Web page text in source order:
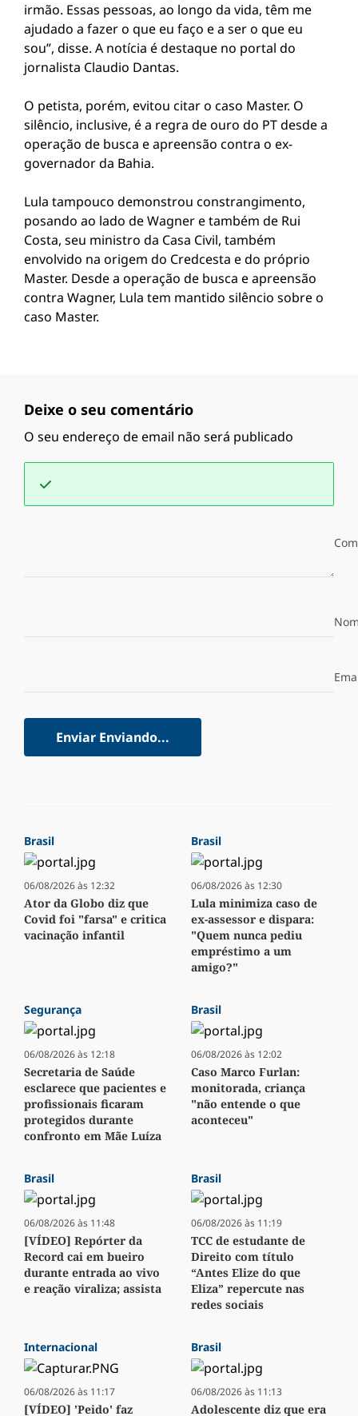
irmão. Essas pessoas, ao longo da vida, têm me
ajudado a fazer o que eu faço e a ser o que eu
sou”, disse. A notícia é destaque no portal do
jornalista Claudio Dantas.
O petista, porém, evitou citar o caso Master. O
silêncio, inclusive, é a regra de ouro do PT desde a
operação de busca e apreensão contra o ex-
governador da Bahia.
Lula tampouco demonstrou constrangimento,
posando ao lado de Wagner e também de Rui
Costa, seu ministro da Casa Civil, também
envolvido na origem do Credcesta e do próprio
Master. Desde a operação de busca e apreensão
contra Wagner, Lula tem mantido silêncio sobre o
caso Master.
Deixe o seu comentário
O seu endereço de email não será publicado
Enviar Enviando...
Brasil
06/08/2026 às 12:32
Ator da Globo diz que
Covid foi "farsa" e critica
vacinação infantil
Brasil
06/08/2026 às 12:30
Lula minimiza caso de
ex-assessor e dispara:
"Quem nunca pediu
empréstimo a um
amigo?"
Segurança
06/08/2026 às 12:18
Secretaria de Saúde
esclarece que pacientes e
profissionais ficaram
protegidos durante
confronto em Mãe Luíza
Brasil
06/08/2026 às 12:02
Caso Marco Furlan:
monitorada, criança
"não entende o que
aconteceu"
Brasil
06/08/2026 às 11:48
[VÍDEO] Repórter da
Record cai em bueiro
durante entrada ao vivo
e reação viraliza; assista
Brasil
06/08/2026 às 11:19
TCC de estudante de
Direito com título
“Antes Elize do que
Eliza” repercute nas
redes sociais
Internacional
06/08/2026 às 11:17
[VÍDEO] 'Peido' faz
Brasil
06/08/2026 às 11:13
Adolescente diz que era